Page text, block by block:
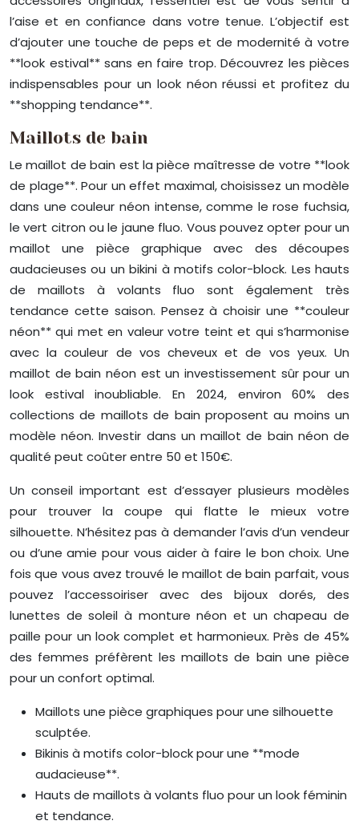
l’aise et en confiance dans votre tenue. L’objectif est
d’ajouter une touche de peps et de modernité à votre
**look estival** sans en faire trop. Découvrez les pièces
indispensables pour un look néon réussi et profitez du
**shopping tendance**.
Maillots de bain
Le maillot de bain est la pièce maîtresse de votre **look
de plage**. Pour un effet maximal, choisissez un modèle
dans une couleur néon intense, comme le rose fuchsia,
le vert citron ou le jaune fluo. Vous pouvez opter pour un
maillot une pièce graphique avec des découpes
audacieuses ou un bikini à motifs color-block. Les hauts
de maillots à volants fluo sont également très
tendance cette saison. Pensez à choisir une **couleur
néon** qui met en valeur votre teint et qui s’harmonise
avec la couleur de vos cheveux et de vos yeux. Un
maillot de bain néon est un investissement sûr pour un
look estival inoubliable. En 2024, environ 60% des
collections de maillots de bain proposent au moins un
modèle néon. Investir dans un maillot de bain néon de
qualité peut coûter entre 50 et 150€.
Un conseil important est d’essayer plusieurs modèles
pour trouver la coupe qui flatte le mieux votre
silhouette. N’hésitez pas à demander l’avis d’un vendeur
ou d’une amie pour vous aider à faire le bon choix. Une
fois que vous avez trouvé le maillot de bain parfait, vous
pouvez l’accessoiriser avec des bijoux dorés, des
lunettes de soleil à monture néon et un chapeau de
paille pour un look complet et harmonieux. Près de 45%
des femmes préfèrent les maillots de bain une pièce
pour un confort optimal.
Maillots une pièce graphiques pour une silhouette
sculptée.
Bikinis à motifs color-block pour une **mode
audacieuse**.
Hauts de maillots à volants fluo pour un look féminin
et tendance.